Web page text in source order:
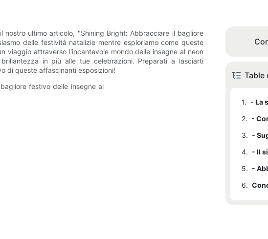
ultimo articolo, "Shining Bright: Abbracciare il bagliore
delle festività natalizie mentre esploriamo come queste
viaggio attraverso l'incantevole mondo delle insegne al neon
in più alle tue celebrazioni. Preparati a lasciarti
di queste affascinanti esposizioni!
Table
1.
2.
3.
4.
5.
6.